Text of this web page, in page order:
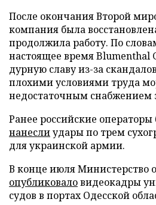
После окончания Второй
компания была
продолжила работу. По
настоящее время Blumenthal
дурную славу из-за
плохими условиями труда
недостаточным снабжением
Ранее российские
нанеслиудары по трем
для украинской армии.
В конце июля Министерство
опубликоваловидеокадры
судов в портах Одесской